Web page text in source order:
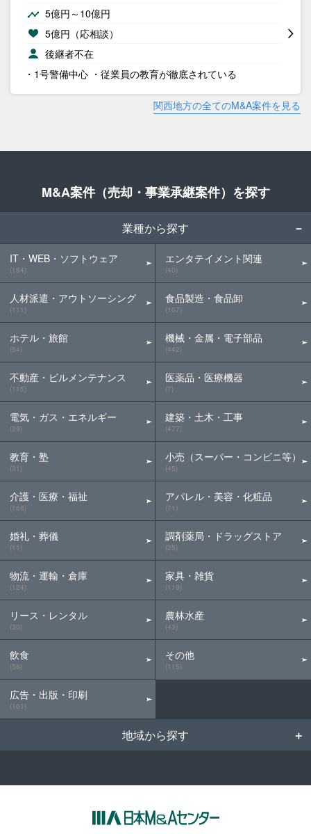
5億円～10億円
5億円（応相談）
後継者不在
・1号警備中心 ・従業員の教育が徹底されている
関西地方の全てのM&A案件を見る
M&A案件（売却・事業承継案件）を探す
業種から探す
IT・WEB・ソフトウェア
(184)
人材派遣・アウトソーシング
(111)
ホテル・旅館
(54)
不動産・ビルメンテナンス
(115)
電気・ガス・エネルギー
(39)
教育・塾
(31)
介護・医療・福祉
(168)
婚礼・葬儀
(11)
物流・運輸・倉庫
(124)
リース・レンタル
(30)
飲食
(56)
広告・出版・印刷
(101)
エンタテイメント関連
(40)
食品製造・食品卸
(107)
機械・金属・電子部品
(442)
医薬品・医療機器
(7)
建築・土木・工事
(477)
小売（スーパー・コンビニ等）
(45)
アパレル・美容・化粧品
(71)
調剤薬局・ドラッグストア
(25)
家具・雑貨
(119)
農林水産
(43)
その他
(115)
地域から探す